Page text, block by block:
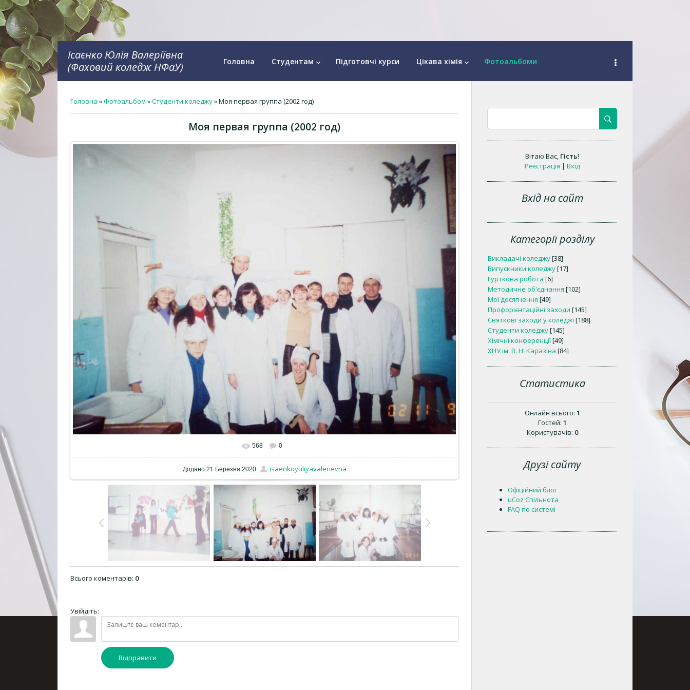
Ісаєнко Юлія Валеріївна
(Фаховий коледж НФаУ)
Головна Студентам keyboard_arrow_down Підготовчі курси Цікава хімія keyboard_arrow_down Фотоальбоми
Головна »Фотоальбом »Студенти коледжу» Моя первая группа (2002 год)
Моя первая группа (2002 год)
568 0
Додано21 Березня 2020 isaenkoyuliyavalerievna
Всього коментарів: 0
Увійдіть:
Відправити
Вітаю Вас, Гість!
Реєстрація | Вхід
Вхід на сайт
Категорії розділу
Викладачі коледжу[38]
Випускники коледжу[17]
Гурткова робота [6]
Методичне об'єднання [102]
Мої досягнення [49]
Профорієнтаційні заходи [145]
Святкові заходи у коледжі [188]
Студенти коледжу[145]
Хімічні конференції[49]
ХНУ ім. В. Н. Каразіна [84]
Статистика
Онлайн всього: 1
Гостей: 1
Користувачів: 0
Друзі сайту
Офіційний блог
uCoz Спільнота
FAQ по системі